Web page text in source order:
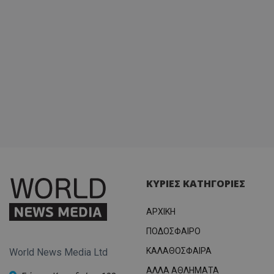
World News Media Ltd
ΚΥΡΙΕΣ ΚΑΤΗΓΟΡΙΕΣ
ΑΡΧΙΚΗ
ΠΟΔΟΣΦΑΙΡΟ
ΚΑΛΑΘΟΣΦΑΙΡΑ
ΑΛΛΑ ΑΘΛΗΜΑΤΑ